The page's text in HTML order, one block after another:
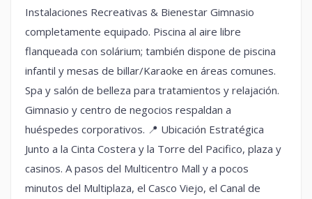
Instalaciones Recreativas & Bienestar Gimnasio
completamente equipado. Piscina al aire libre
flanqueada con solárium; también dispone de piscina
infantil y mesas de billar/Karaoke en áreas comunes.
Spa y salón de belleza para tratamientos y relajación.
Gimnasio y centro de negocios respaldan a
huéspedes corporativos. 📍 Ubicación Estratégica
Junto a la Cinta Costera y la Torre del Pacifico, plaza y
casinos. A pasos del Multicentro Mall y a pocos
minutos del Multiplaza, el Casco Viejo, el Canal de